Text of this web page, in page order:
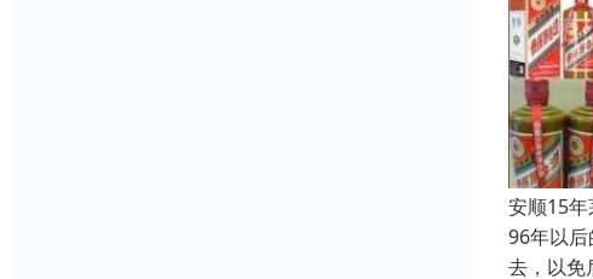
安顺15
96年以
去，以免